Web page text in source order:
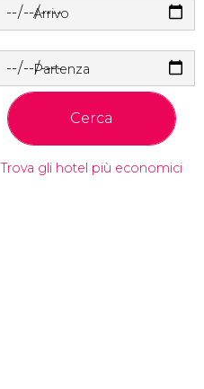
Arrivo
Partenza
Cerca
Trova gli hotel più economici